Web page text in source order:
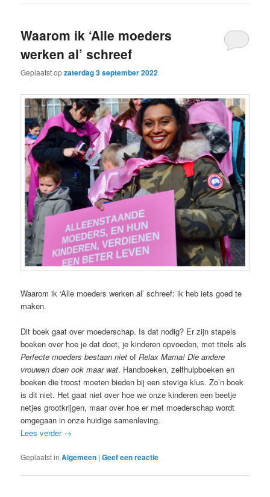
Waarom ik ‘Alle moeders
werken al’ schreef
Geplaatst opzaterdag 3 september 2022
Waarom ik ‘Alle moeders werken al’ schreef: ik heb iets goed te
maken.
Dit boek gaat over moederschap. Is dat nodig? Er zijn stapels
boeken over hoe je dat doet, je kinderen opvoeden, met titels als
Perfecte moeders bestaan niet ofRelax Mama! Die andere
vrouwen doen ook maar wat. Handboeken, zelfhulpboeken en
boeken die troost moeten bieden bij een stevige klus. Zo’n boek
is dit niet. Het gaat niet over hoe we onze kinderen een beetje
netjes grootkrijgen, maar over hoe er met moederschap wordt
omgegaan in onze huidige samenleving.
Lees verder →
Geplaatst in Algemeen |Geef een reactie